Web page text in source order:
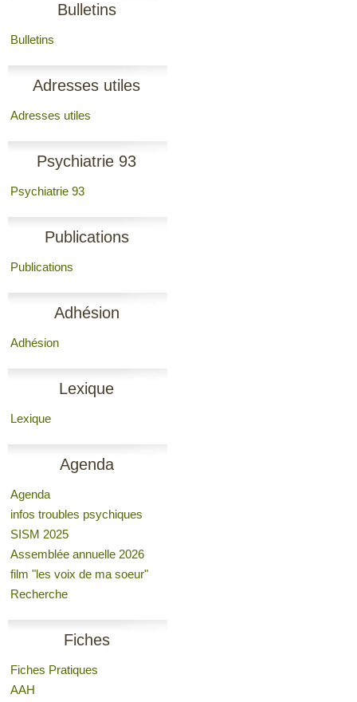
Bulletins
Bulletins
Adresses utiles
Adresses utiles
Psychiatrie 93
Psychiatrie 93
Publications
Publications
Adhésion
Adhésion
Lexique
Lexique
Agenda
Agenda
infos troubles psychiques
SISM 2025
Assemblée annuelle 2026
film "les voix de ma soeur"
Recherche
Fiches
Fiches Pratiques
AAH